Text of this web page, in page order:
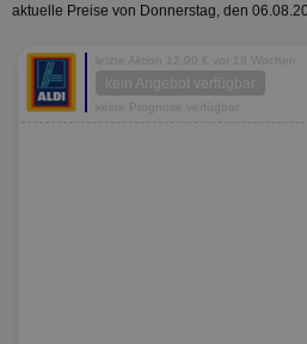
aktuelle Preise von Donnerstag, den
letzte Aktion 12,99 € vor 18 Wochen
kein Angebot verfügbar
keine Prognose verfügbar